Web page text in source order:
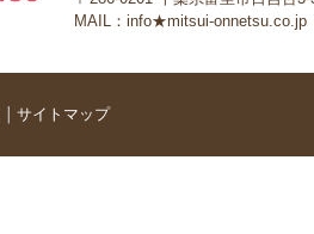
MAIL：info★mitsui-onnetsu.co.jp
サイトマップ